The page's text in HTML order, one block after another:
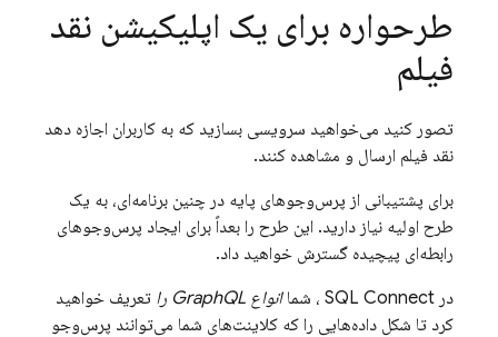
طرحواره برای یک اپلیکیشن نقد
فیلم
تصور کنید می‌خواهید سرویسی بسازید که به کاربران اجازه دهد
نقد فیلم ارسال و مشاهده کنند.
برای پشتیبانی از پرس‌وجوهای پایه در چنین برنامه‌ای، به یک
طرح اولیه نیاز دارید. این طرح را بعداً برای ایجاد پرس‌وجوهای
رابطه‌ای پیچیده گسترش خواهید داد.
در SQL Connect ، شماانواع GraphQL را
تعریف خواهید
کرد تا شکل داده‌هایی را که کلاینت‌های شما می‌توانند پرس‌وجو